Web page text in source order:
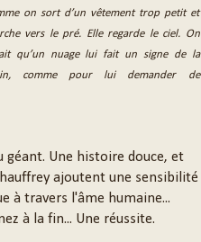
on sort d’un vêtement trop petit et
vers le pré. Elle regarde le ciel. On
qu’un nuage lui fait un signe de la
comme pour lui demander de
géant. Une histoire douce, et
ajoutent une sensibilité
à travers l'âme humaine...
à la fin... Une réussite.